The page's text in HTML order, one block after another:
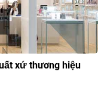
xứ thương hiệu